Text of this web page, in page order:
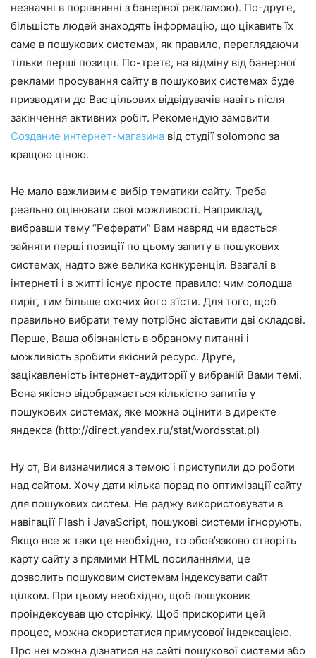
незначні в порівнянні з банерної рекламою). По-друге,
більшість людей знаходять інформацію, що цікавить їх
саме в пошукових системах, як правило, переглядаючи
тільки перші позиції. По-третє, на відміну від банерної
реклами просування сайту в пошукових системах буде
призводити до Вас цільових відвідувачів навіть після
закінчення активних робіт. Рекомендую замовити
Создание интернет-магазина від студії solomono за
кращою ціною.
Не мало важливим є вибір тематики сайту. Треба
реально оцінювати свої можливості. Наприклад,
вибравши тему “Реферати” Вам навряд чи вдасться
зайняти перші позиції по цьому запиту в пошукових
системах, надто вже велика конкуренція. Взагалі в
інтернеті і в житті існує просте правило: чим солодша
пиріг, тим більше охочих його з’їсти. Для того, щоб
правильно вибрати тему потрібно зіставити дві складові.
Перше, Ваша обізнаність в обраному питанні і
можливість зробити якісний ресурс. Друге,
зацікавленість інтернет-аудиторії у вибраній Вами темі.
Вона якісно відображається кількістю запитів у
пошукових системах, яке можна оцінити в директе
яндекса (http://direct.yandex.ru/stat/wordsstat.pl)
Ну от, Ви визначилися з темою і приступили до роботи
над сайтом. Хочу дати кілька порад по оптимізації сайту
для пошукових систем. Не раджу використовувати в
навігації Flash і JavaScript, пошукові системи ігнорують.
Якщо все ж таки це необхідно, то обов’язково створіть
карту сайту з прямими HTML посиланнями, це
дозволить пошуковим системам індексувати сайт
цілком. При цьому необхідно, щоб пошуковик
проіндексував цю сторінку. Щоб прискорити цей
процес, можна скористатися примусової індексацією.
Про неї можна дізнатися на сайті пошукової системи або